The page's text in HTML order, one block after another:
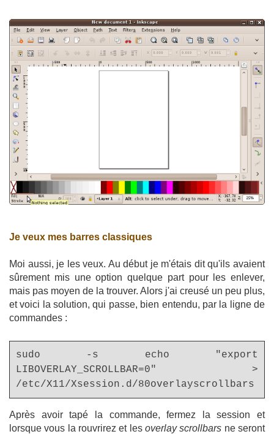
Je veux mes barres classiques
Moi aussi, je les veux. Au début je m'étais dit qu'ils avaient
sûrement mis une option quelque part pour les enlever,
mais pas moyen de la trouver. Alors j'ai creusé un peu plus,
et voici la solution, qui passe, bien entendu, par la ligne de
commandes :
sudo -s echo "export
LIBOVERLAY_SCROLLBAR=0" >
/etc/X11/Xsession.d/80overlayscrollbars
Après avoir tapé la commande, fermez la session et
lorsque vous la rouvrirez et les overlay scrollbars ne seront